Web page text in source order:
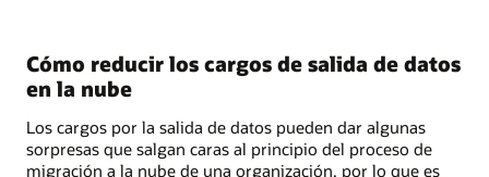
Cómo reducir los cargos de salida de datos
en la nube
Los cargos por la salida de datos pueden dar algunas
sorpresas que salgan caras al principio del proceso de
migración a la nube de una organización, por lo que es